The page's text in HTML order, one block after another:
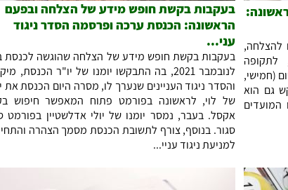
להצלחה,
לתקופה
2021, נמסר היום (חמישי,
גם הוא
בעקבות בקשת חופש מידע של הצלחה ובפעם
הראשונה: הכנסת ערכה ופרסמה הסדר ניגוד
עני...
לנובמבר 2021, בה התבקשו יומנו של יו"ר הכנסת,
והסדר ניגוד העניינים שנערך לו, מסרה היום הכנסת את
של לוי, לראשונה בפורמט פתוח המאפשר חיפוש
אקסל. בעבר, נמסר יומנו של יולי אדלשטיין בפורמט
סגור. בנוסף, צורף לתשובת הכנסת מסמך הצהרה
למניעת ניגוד עניי...